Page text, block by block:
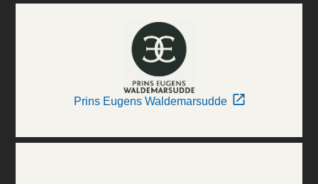
Prins Eugens Waldemarsudde